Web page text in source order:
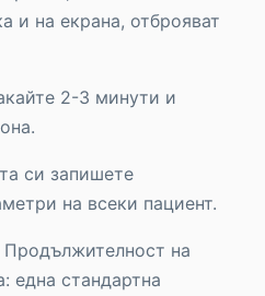
и на екрана, отброяват
2-3 минути и
си запишете
на всеки пациент.
Продължителност на
една стандартна